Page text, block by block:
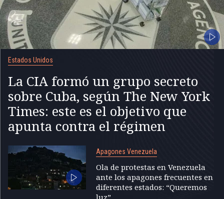
Estados Unidos
La CIA formó un grupo secreto
sobre Cuba, según The New York
Times: este es el objetivo que
apunta contra el régimen
Apagones Venezuela
Ola de protestas en Venezuela
ante los apagones frecuentes en
diferentes estados: “Queremos
luz”